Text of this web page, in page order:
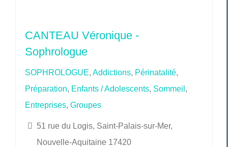
CANTEAU Véronique -
Sophrologue
SOPHROLOGUE, Addictions, Périnatalité,
Préparation, Enfants / Adolescents, Sommeil ,
Entreprises, Groupes
51 rue du Logis, Saint-Palais-sur-Mer,
Nouvelle-Aquitaine 17420